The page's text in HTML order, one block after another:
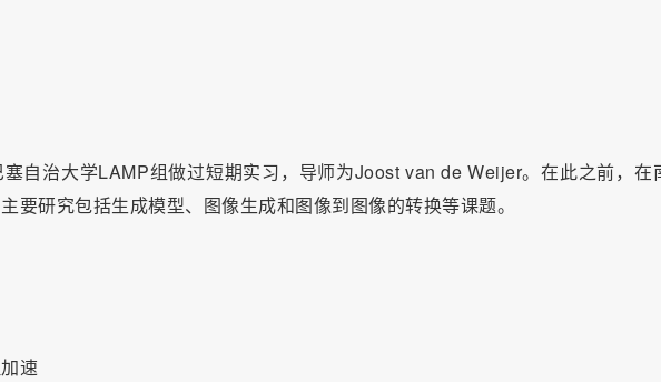
自治大学LAMP组做过短期实习，导师为Joost van de Weijer。在此之前，在
要研究包括生成模型、图像生成和图像到图像的转换等课题。
速